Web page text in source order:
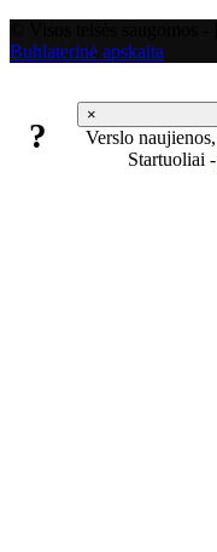
Buhlaterinė apskaita
×
?
Verslo
Startuoliai -